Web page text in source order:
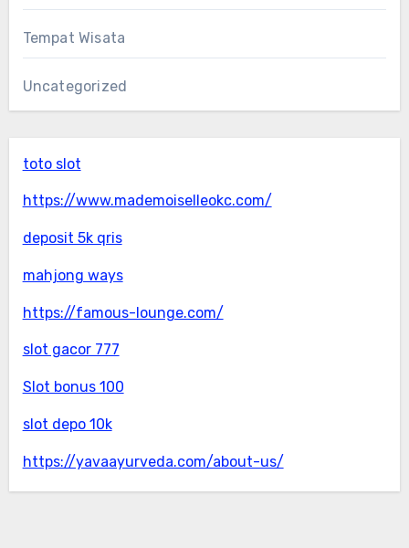
Tempat Wisata
Uncategorized
toto slot
https://www.mademoiselleokc.com/
deposit 5k qris
mahjong ways
https://famous-lounge.com/
slot gacor 777
Slot bonus 100
slot depo 10k
https://yavaayurveda.com/about-us/